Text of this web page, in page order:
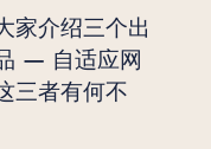
家介绍三个出
— 自适应网
三者有何不